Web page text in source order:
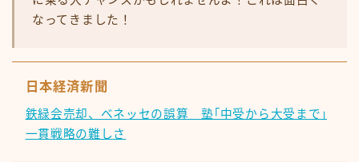
なってきました！
日本経済新聞
鉄緑会売却、ベネッセの誤算 塾｢中受から大受まで｣
一貫戦略の難しさ